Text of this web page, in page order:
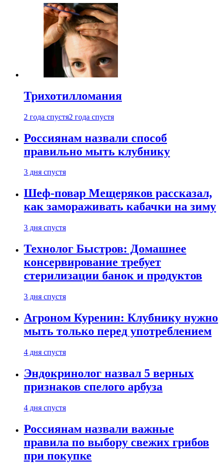
Трихотилломания
2 года спустя2 года спустя
Россиянам назвали способ
правильно мыть клубнику
3 дня спустя
Шеф-повар Мещеряков рассказал,
как замораживать кабачки на зиму
3 дня спустя
Технолог Быстров: Домашнее
консервирование требует
стерилизации банок и продуктов
3 дня спустя
Агроном Куренин: Клубнику нужно
мыть только перед употреблением
4 дня спустя
Эндокринолог назвал 5 верных
признаков спелого арбуза
4 дня спустя
Россиянам назвали важные
правила по выбору свежих грибов
при покупке